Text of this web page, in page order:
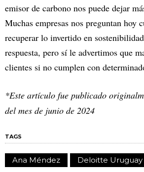
emisor de carbono nos puede dejar
Muchas empresas nos preguntan hoy
recuperar lo invertido en
respuesta, pero sí le advertimos que
clientes si no cumplen con
*Este artículo fue publicado
del mes de junio de 2024
TAGS
Ana Méndez Deloitte Uruguay